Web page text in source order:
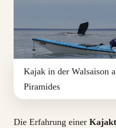
Kajak in der Walsaison
Piramides
Die Erfahrung einer